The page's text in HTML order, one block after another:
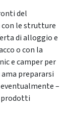
del
le strutture
di alloggio e
o con la
e camper per
prepararsi
–
prodotti